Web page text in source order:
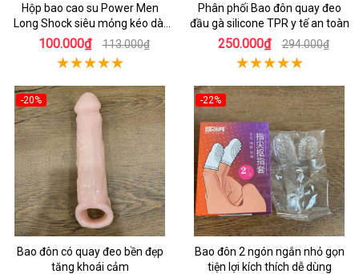
Hộp bao cao su Power Men
Long Shock siêu mỏng kéo dài
thời gian
100.000₫ 113.000₫
Phân phối Bao đôn quay đeo
đầu gà silicone TPR y tế an toàn
250.000₫ 294.000₫
-20%
Bao đôn có quay đeo bền đẹp
tăng khoái cảm
-22%
Bao đôn 2 ngón ngắn nhỏ gọn
tiện lợi kích thích dễ dùng